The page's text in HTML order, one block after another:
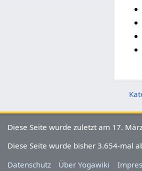
Diese Seite wurde zuletzt am 17.
Diese Seite wurde bisher 3.654-mal
Datenschutz
Über Yogawiki